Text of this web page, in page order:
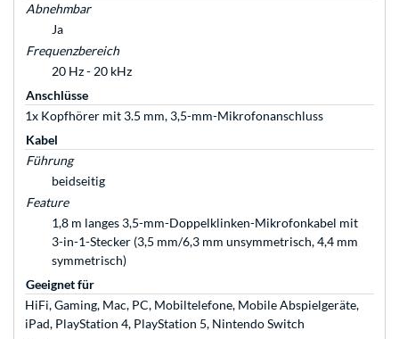
Abnehmbar
Ja
Frequenzbereich
20 Hz - 20 kHz
Anschlüsse
1x Kopfhörer mit 3.5 mm, 3,5-mm-Mikrofonanschluss
Kabel
Führung
beidseitig
Feature
1,8 m langes 3,5-mm-Doppelklinken-Mikrofonkabel mit
3-in-1-Stecker (3,5 mm/6,3 mm unsymmetrisch, 4,4 mm
symmetrisch)
Geeignet für
HiFi, Gaming, Mac, PC, Mobiltelefone, Mobile Abspielgeräte,
iPad, PlayStation 4, PlayStation 5, Nintendo Switch